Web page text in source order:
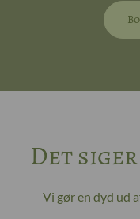
Det
Vi gør en dyd ud